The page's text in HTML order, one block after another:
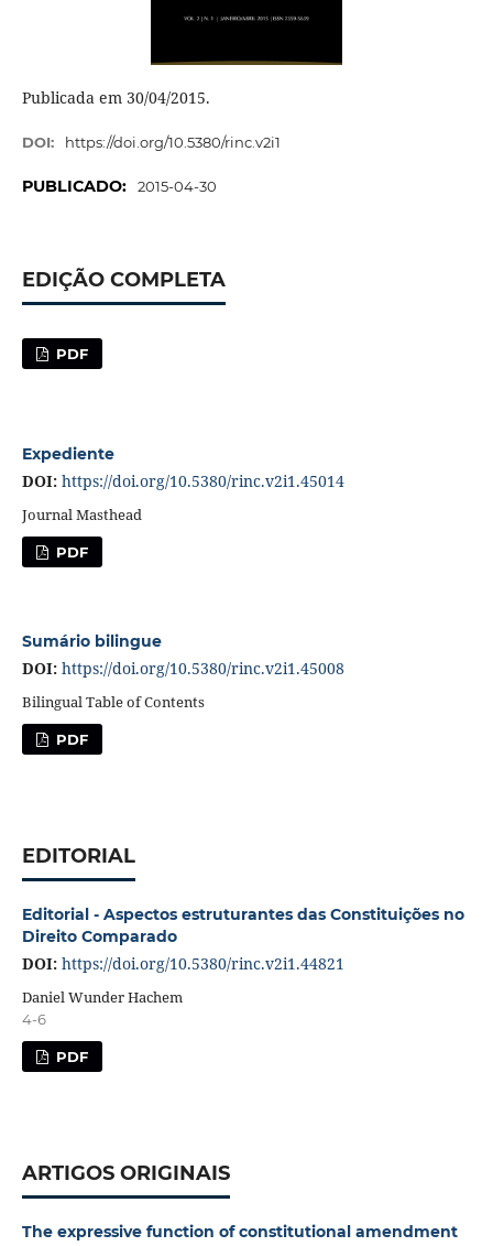
Publicada em 30/04/2015.
DOI: https://doi.org/10.5380/rinc.v2i1
PUBLICADO: 2015-04-30
EDIÇÃO COMPLETA
PDF
Expediente
DOI: https://doi.org/10.5380/rinc.v2i1.45014
Journal Masthead
PDF
Sumário bilingue
DOI: https://doi.org/10.5380/rinc.v2i1.45008
Bilingual Table of Contents
PDF
EDITORIAL
Editorial - Aspectos estruturantes das Constituições no
Direito Comparado
DOI: https://doi.org/10.5380/rinc.v2i1.44821
Daniel Wunder Hachem
4-6
PDF
ARTIGOS ORIGINAIS
The expressive function of constitutional amendment